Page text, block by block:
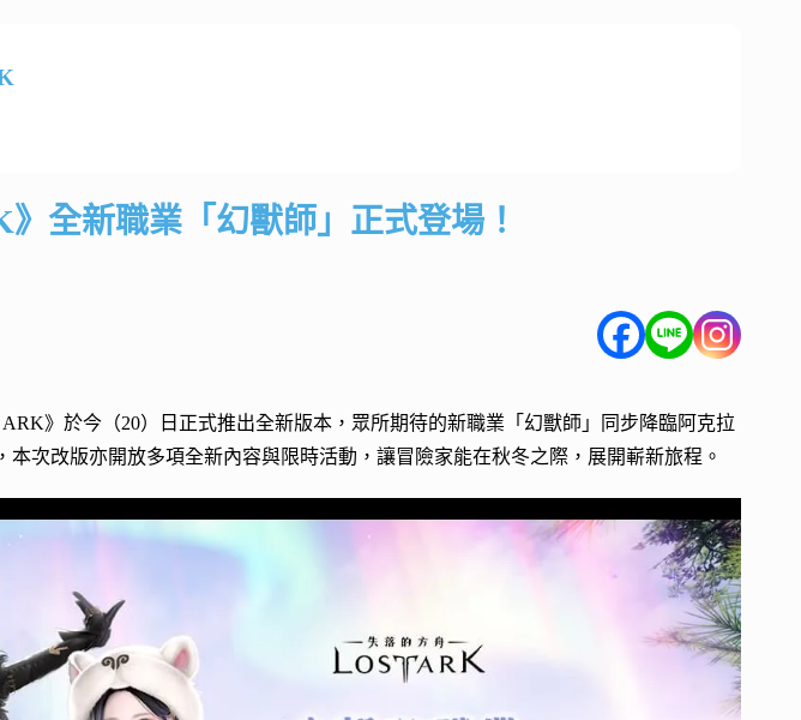
全新職業「幻獸師」正式登場！
》於今（20）日正式推出全新版本，眾所期待的新職業「幻獸師」同步降臨阿克拉
次改版亦開放多項全新內容與限時活動，讓冒險家能在秋冬之際，展開嶄新旅程。